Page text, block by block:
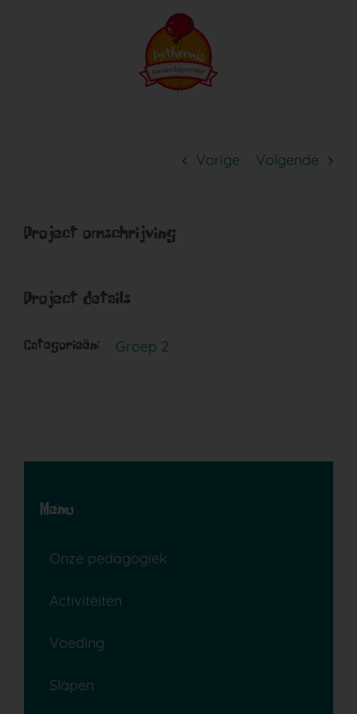
Vorige Volgende
Project omschrijving
Project details
Categorieën: Groep 2
Menu
Onze pedagogiek
Activiteiten
Voeding
Slapen